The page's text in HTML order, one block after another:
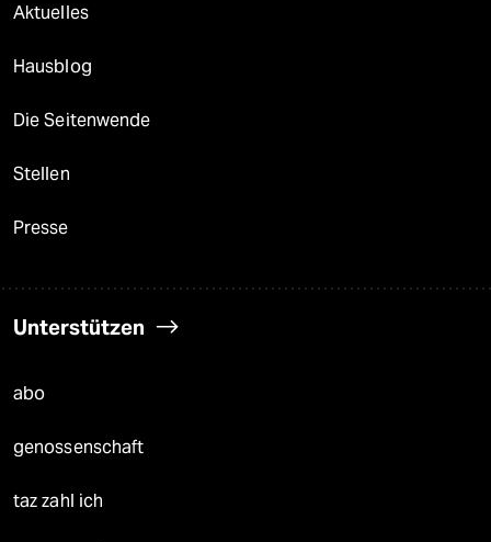
Aktuelles
Hausblog
Die Seitenwende
Stellen
Presse
Unterstützen
abo
genossenschaft
taz zahl ich